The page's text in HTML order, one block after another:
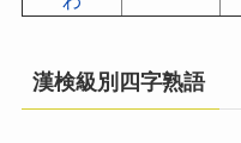
漢検級別四字熟語